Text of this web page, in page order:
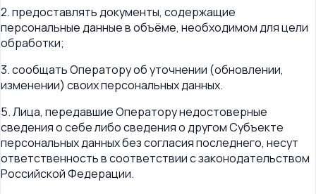
2. предоставлять документы, содержащие
персональные данные в объёме, необходимом для цели
обработки;
3. сообщать Оператору об уточнении (обновлении,
изменении) своих персональных данных.
5. Лица, передавшие Оператору недостоверные
сведения о себе либо сведения о другом Субъекте
персональных данных без согласия последнего, несут
ответственность в соответствии с законодательством
Российской Федерации.